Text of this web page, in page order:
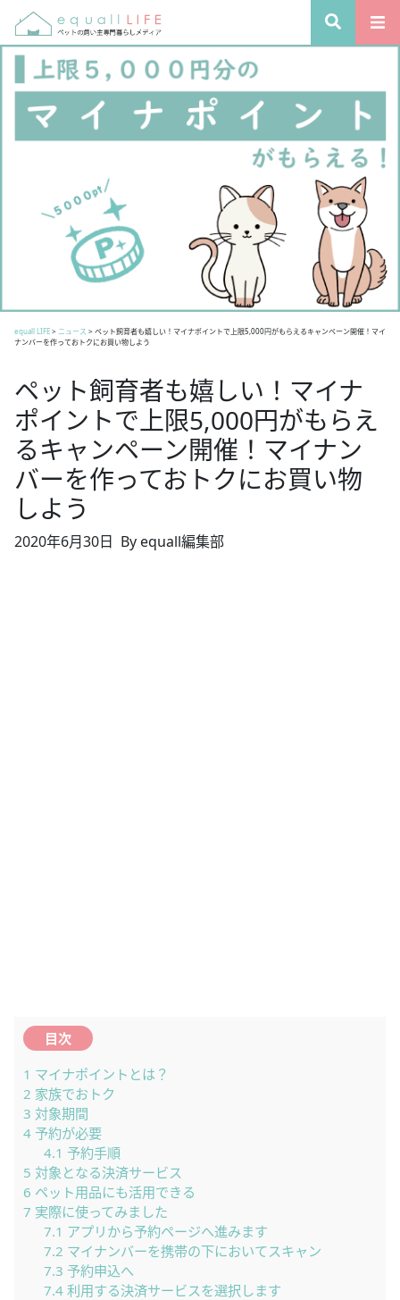
equall LIFE> ニュース > ペット飼育者も嬉しい！マイナポイントで上限5,000円がもらえるキャンペーン開催！マイ
ナンバーを作っておトクにお買い物しよう
ペット飼育者も嬉しい！マイナ
ポイントで上限5,000円がもらえ
るキャンペーン開催！マイナン
バーを作っておトクにお買い物
しよう
2020年6月30日 By equall編集部
目次
1 マイナポイントとは？
2 家族でおトク
3 対象期間
4 予約が必要
4.1 予約手順
5 対象となる決済サービス
6 ペット用品にも活用できる
7 実際に使ってみました
7.1 アプリから予約ページへ進みます
7.2 マイナンバーを携帯の下においてスキャン
7.3 予約申込へ
7.4利用する決済サービスを選択します